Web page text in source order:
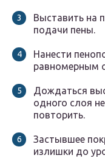
Выставить на
подачи пены.
Нанести
равномерным
Дождаться
одного слоя
повторить.
Застывшее
излишки до